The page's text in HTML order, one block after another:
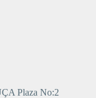
Plaza No:2